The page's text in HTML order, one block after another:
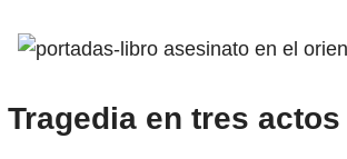
Tragedia en tres actos